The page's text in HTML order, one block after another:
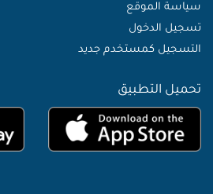
سياسة الموقع
تسجيل الدخول
التسجيل كمستخدم جديد
تحميل التطبيق